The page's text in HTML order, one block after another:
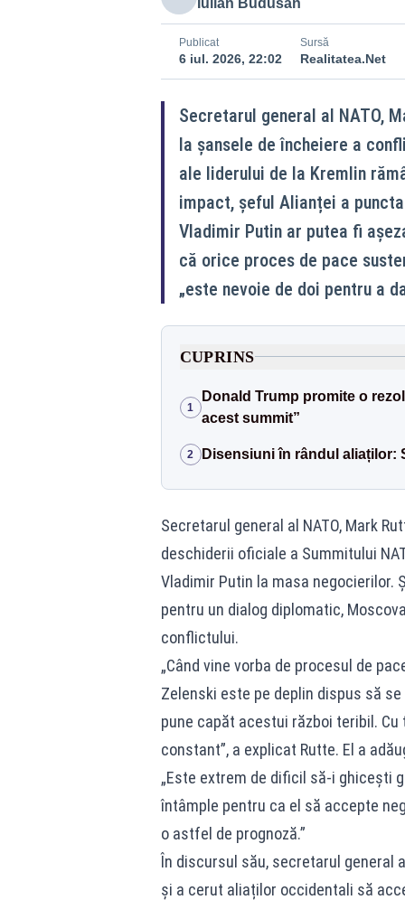
Publicat
6 iul. 2026, 22:02
Sursă
Realitatea.Net
Secretarul general al NATO,
la șansele de încheiere a
ale liderului de la Kremlin
impact, șeful Alianței a
Vladimir Putin ar putea fi
că orice proces de pace
„este nevoie de doi pentru a
CUPRINS
1
Donald Trump promite o
acest summit”
2 Disensiuni în rândul aliaților:
Secretarul general al NATO, Mark
deschiderii oficiale a Summitului
Vladimir Putin la masa negocierilor.
pentru un dialog diplomatic,
conflictului.
„Când vine vorba de procesul de
Zelenski este pe deplin dispus să
pune capăt acestui război teribil.
constant”, a explicat Rutte. El a
„Este extrem de dificil să-i ghicești
întâmple pentru ca el să accepte
o astfel de prognoză.”
În discursul său, secretarul general
și a cerut aliaților occidentali să